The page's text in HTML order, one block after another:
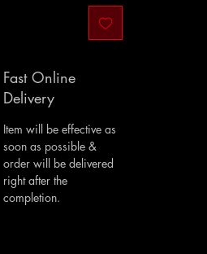
Fast Online
Delivery
Item will be effective as
soon as possible &
order will be delivered
right after the
completion.